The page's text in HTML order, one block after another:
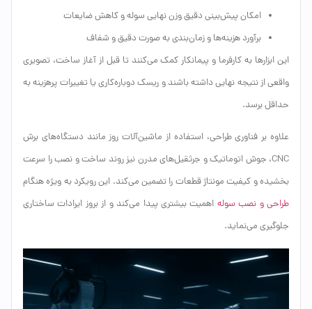
امکان پیش‌بینی دقیق وزن نهایی سوله و کاهش ضایعات
برآورد هزینه‌ها و زمان‌بندی به صورت دقیق و شفاف
این ابزارها به کارفرما و پیمانکار کمک می‌کنند تا قبل از آغاز ساخت، تصویری
واقعی از نتیجه نهایی داشته باشند و ریسک دوباره‌کاری یا تغییرات پرهزینه به
حداقل برسد.
علاوه بر فناوری طراحی، استفاده از ماشین‌آلات روز مانند دستگاه‌های برش
CNC، جوش اتوماتیک و جرثقیل‌های مدرن نیز روند ساخت و نصب را سرعت
بخشیده و کیفیت مونتاژ قطعات را تضمین می‌کند. این رویکرد به ویژه هنگام
طراحی و نصب سوله اهمیت بیشتری پیدا می‌کند و از بروز ایرادات ساختاری
جلوگیری می‌نماید.